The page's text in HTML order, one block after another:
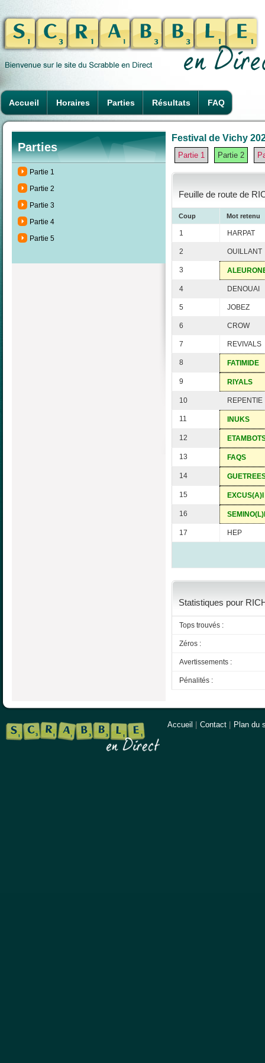
Accueil Horaires Parties Résultats FAQ
Parties
Partie 1
Partie 2
Partie 3
Partie 4
Partie 5
Festival de Vichy
Partie 1 Partie 2
Feuille de route de
Coup Mot retenu
1 HARPAT
2 OUILLANT
3
4 DENOUAI
5 JOBEZ
6 CROW
7 REVIVALS
8 FATIMIDE
9 RIYALS
10 REPENTIE
11 INUKS
12
13 FAQS
14
15 EXCUS(A)I
16
17 HEP
Statistiques pour
Tops trouvés :
Zéros :
Avertissements :
Pénalités :
Accueil Contact Plan du